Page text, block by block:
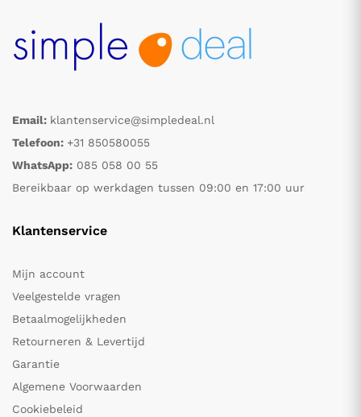
Email: klantenservice@simpledeal.nl
Telefoon: +31 850580055
WhatsApp: 085 058 00 55
Bereikbaar op werkdagen tussen 09:00 en 17:00 uur
Klantenservice
Mijn account
Veelgestelde vragen
Betaalmogelijkheden
Retourneren & Levertijd
Garantie
Algemene Voorwaarden
Cookiebeleid